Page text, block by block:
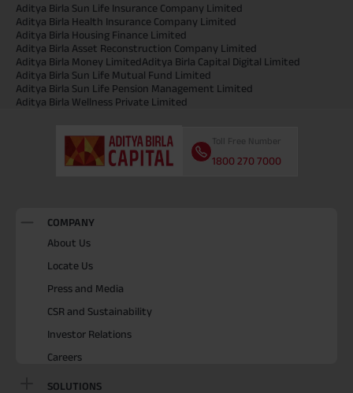
Aditya Birla Sun Life Insurance Company Limited
Aditya Birla Health Insurance Company Limited
Aditya Birla Housing Finance Limited
Aditya Birla Asset Reconstruction Company Limited
Aditya Birla Money LimitedAditya Birla Capital Digital Limited
Aditya Birla Sun Life Mutual Fund Limited
Aditya Birla Sun Life Pension Management Limited
Aditya Birla Wellness Private Limited
Toll Free Number
1800 270 7000
COMPANY
About Us
Locate Us
Press and Media
CSR and Sustainability
Investor Relations
Careers
SOLUTIONS